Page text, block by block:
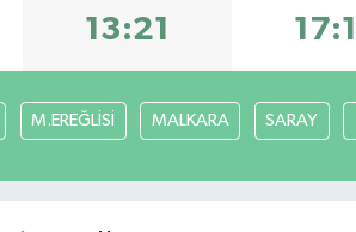
13:21
M.EREĞLİSİ MALKARA SARAY